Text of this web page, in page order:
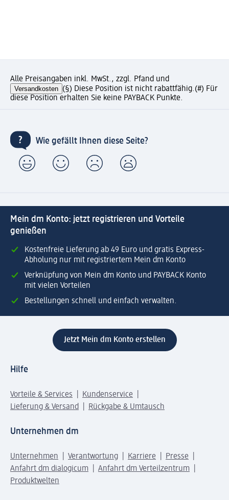
Alle Preisangaben inkl. MwSt., zzgl. Pfand und
Versandkosten (§) Diese Position ist nicht rabattfähig.(#) Für
diese Position erhalten Sie keine PAYBACK Punkte.
Wie gefällt Ihnen diese Seite?
Mein dm Konto: jetzt registrieren und Vorteile
genießen
Kostenfreie Lieferung ab 49 Euro und gratis Express-
Abholung nur mit registriertem Mein dm Konto
Verknüpfung von Mein dm Konto und PAYBACK Konto
mit vielen Vorteilen
Bestellungen schnell und einfach verwalten.
Jetzt Mein dm Konto erstellen
Hilfe
Vorteile & Services
Kundenservice
Lieferung & Versand
Rückgabe & Umtausch
Unternehmen dm
Unternehmen Verantwortung Karriere
Presse
Anfahrt dm dialogicum
Anfahrt dm Verteilzentrum
Produktwelten